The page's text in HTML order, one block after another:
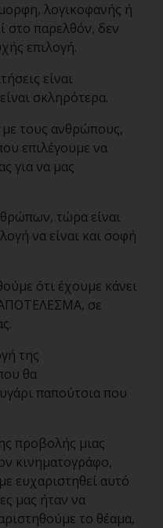
λογικοφανής ή
στο παρελθόν, δεν
επιλογή.
είναι
σκληρότερα.
με τους ανθρώπους,
επιλέγουμε να
για να μας
τώρα είναι
να είναι και σοφή
ότι έχουμε κάνει
ΑΠΟΤΕΛΕΣΜΑ, σε
της
θα
παπούτσια που
προβολής μιας
κινηματογράφο,
ευχαριστηθεί αυτό
μας ήταν να
το θέαμα,